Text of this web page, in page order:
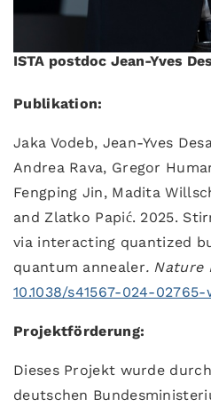
ISTA postdoc Jean-Yves
Publikation:
Jaka Vodeb, Jean-Yves
Andrea Rava, Gregor
Fengping Jin, Madita
and Zlatko Papić. 2025.
via interacting quantized
quantum annealer. Nature
10.1038/s41567-024-02765-
Projektförderung:
Dieses Projekt wurde
deutschen